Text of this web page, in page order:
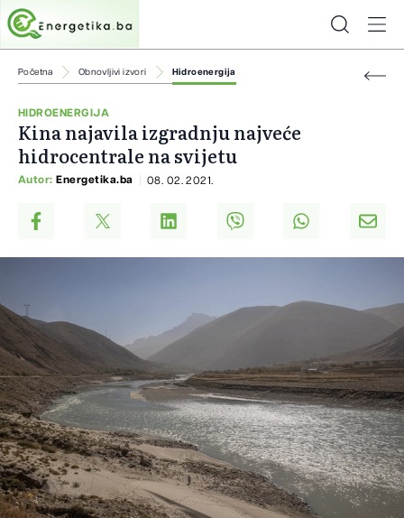
Početna Obnovljivi izvori Hidroenergija
HIDROENERGIJA
Kina najavila izgradnju najveće
hidrocentrale na svijetu
Autor: Energetika.ba 08. 02. 2021.